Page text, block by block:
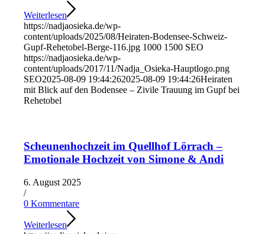
Weiterlesen
https://nadjaosieka.de/wp-
content/uploads/2025/08/Heiraten-Bodensee-Schweiz-
Gupf-Rehetobel-Berge-116.jpg 1000 1500 SEO
https://nadjaosieka.de/wp-
content/uploads/2017/11/Nadja_Osieka-Hauptlogo.png
SEO2025-08-09 19:44:262025-08-09 19:44:26Heiraten
mit Blick auf den Bodensee – Zivile Trauung im Gupf bei
Rehetobel
Scheunenhochzeit im Quellhof Lörrach –
Emotionale Hochzeit von Simone & Andi
6. August 2025
/
0 Kommentare
Weiterlesen